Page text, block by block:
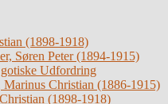
(1898-1918)
Søren Peter (1894-1915)
Udfordring
Marinus Christian (1886-1915)
(1898-1918)